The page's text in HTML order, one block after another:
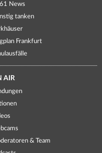
News
tanken
Frankfurt
AIR
& Team